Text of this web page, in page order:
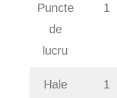
Puncte
de
lucru
1
Hale
1